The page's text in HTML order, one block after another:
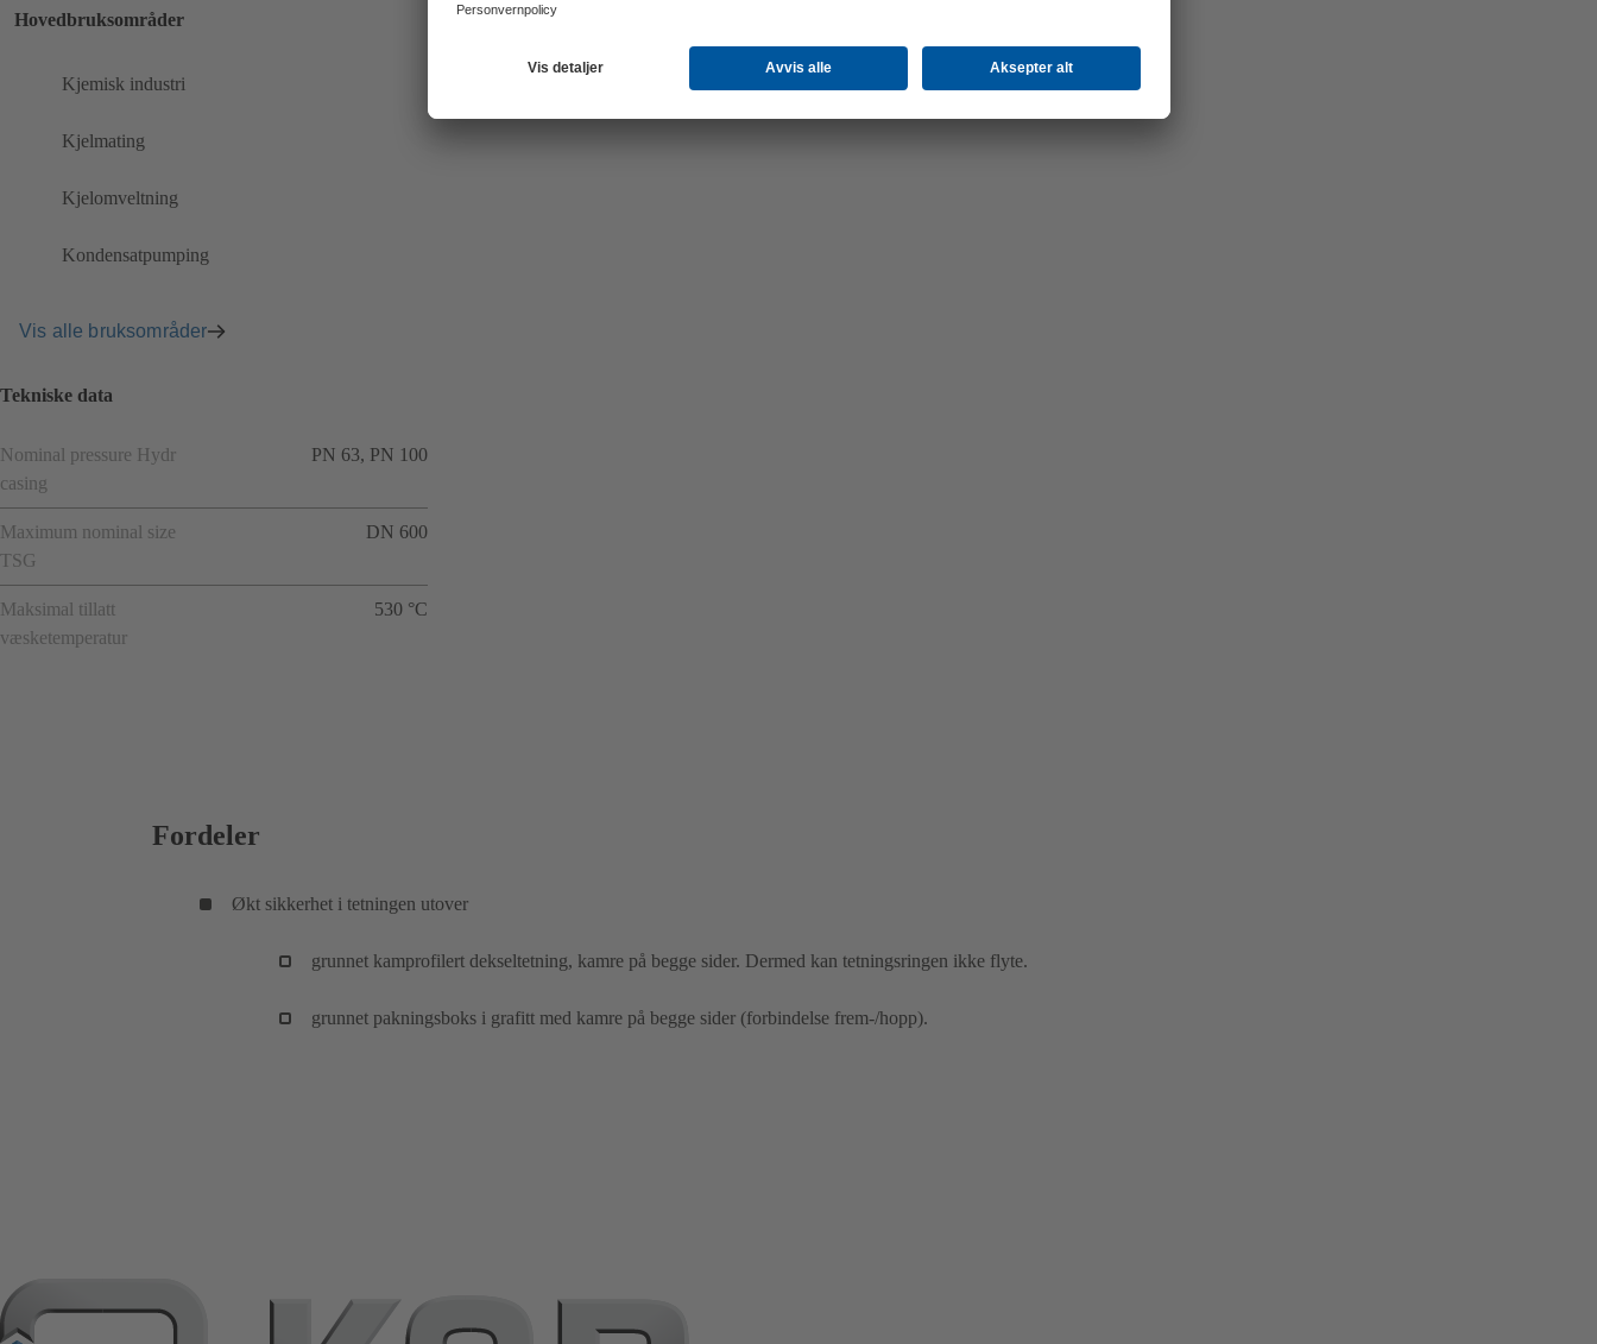
Hovedbruksområder
Kjemisk industri
Kjelmating
Kjelomveltning
Kondensatpumping
Vis alle bruksområder
Tekniske data
Nominal pressure Hydr
casing
PN 63, PN 100
Maximum nominal size
TSG
DN 600
Maksimal tillatt
væsketemperatur
530 °C
Fordeler
Økt sikkerhet i tetningen utover
grunnet kamprofilert dekseltetning, kamre på begge sider. Dermed kan tetningsringen ikke flyte.
grunnet pakningsboks i grafitt med kamre på begge sider (forbindelse frem-/hopp).